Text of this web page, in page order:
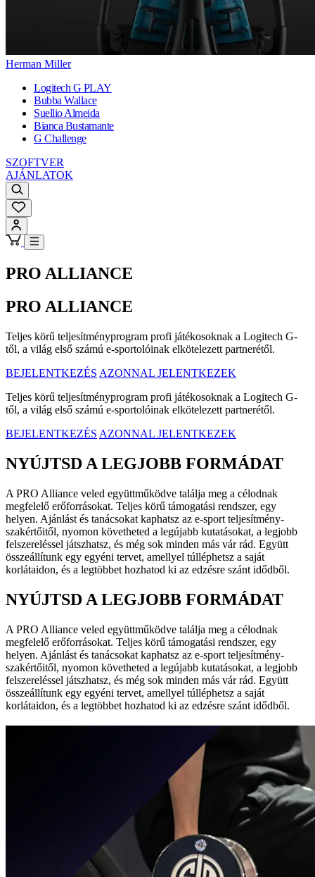
Herman Miller
Logitech G PLAY
Bubba Wallace
Suellio Almeida
Bianca Bustamante
G Challenge
SZOFTVER
AJÁNLATOK
PRO ALLIANCE
PRO ALLIANCE
Teljes körű teljesítményprogram profi játékosoknak a Logitech G-
től, a világ első számú e-sportolóinak elkötelezett partnerétől.
BEJELENTKEZÉS AZONNAL JELENTKEZEK
Teljes körű teljesítményprogram profi játékosoknak a Logitech G-
től, a világ első számú e-sportolóinak elkötelezett partnerétől.
BEJELENTKEZÉS AZONNAL JELENTKEZEK
NYÚJTSD A LEGJOBB FORMÁDAT
A PRO Alliance veled együttműködve találja meg a célodnak
megfelelő erőforrásokat. Teljes körű támogatási rendszer, egy
helyen. Ajánlást és tanácsokat kaphatsz az e-sport teljesítmény-
szakértőitől, nyomon követheted a legújabb kutatásokat, a legjobb
felszereléssel játszhatsz, és még sok minden más vár rád. Együtt
összeállítunk egy egyéni tervet, amellyel túlléphetsz a saját
korlátaidon, és a legtöbbet hozhatod ki az edzésre szánt idődből.
NYÚJTSD A LEGJOBB FORMÁDAT
A PRO Alliance veled együttműködve találja meg a célodnak
megfelelő erőforrásokat. Teljes körű támogatási rendszer, egy
helyen. Ajánlást és tanácsokat kaphatsz az e-sport teljesítmény-
szakértőitől, nyomon követheted a legújabb kutatásokat, a legjobb
felszereléssel játszhatsz, és még sok minden más vár rád. Együtt
összeállítunk egy egyéni tervet, amellyel túlléphetsz a saját
korlátaidon, és a legtöbbet hozhatod ki az edzésre szánt idődből.